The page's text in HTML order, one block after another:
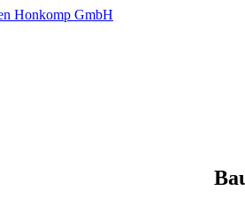
Honkomp GmbH